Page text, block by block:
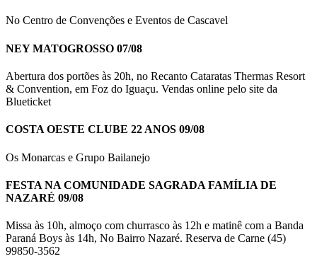
No Centro de Convenções e Eventos de Cascavel
NEY MATOGROSSO 07/08
Abertura dos portões às 20h, no Recanto Cataratas Thermas Resort
& Convention, em Foz do Iguaçu. Vendas online pelo site da
Blueticket
COSTA OESTE CLUBE 22 ANOS 09/08
Os Monarcas e Grupo Bailanejo
FESTA NA COMUNIDADE SAGRADA FAMÍLIA DE
NAZARÉ 09/08
Missa às 10h, almoço com churrasco às 12h e matinê com a Banda
Paraná Boys às 14h, No Bairro Nazaré. Reserva de Carne (45)
99850-3562